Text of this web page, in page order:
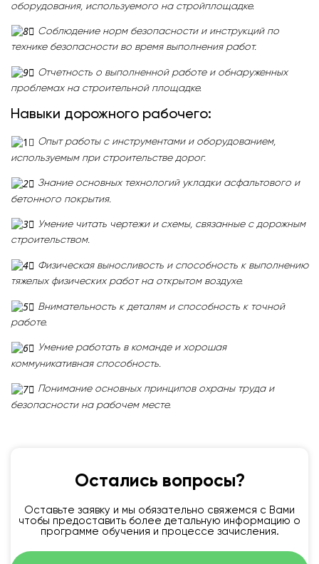
оборудования, используемого на стройплощадке.
Соблюдение норм безопасности и инструкций по
технике безопасности во время выполнения работ.
Отчетность о выполненной работе и обнаруженных
проблемах на строительной площадке.
Навыки дорожного рабочего:
Опыт работы с инструментами и оборудованием,
используемым при строительстве дорог.
Знание основных технологий укладки асфальтового и
бетонного покрытия.
Умение читать чертежи и схемы, связанные с дорожным
строительством.
Физическая выносливость и способность к выполнению
тяжелых физических работ на открытом воздухе.
Внимательность к деталям и способность к точной
работе.
Умение работать в команде и хорошая
коммуникативная способность.
Понимание основных принципов охраны труда и
безопасности на рабочем месте.
Остались вопросы?
Оставьте заявку и мы обязательно свяжемся с Вами
чтобы предоставить более детальную информацию о
программе обучения и процессе зачисления.